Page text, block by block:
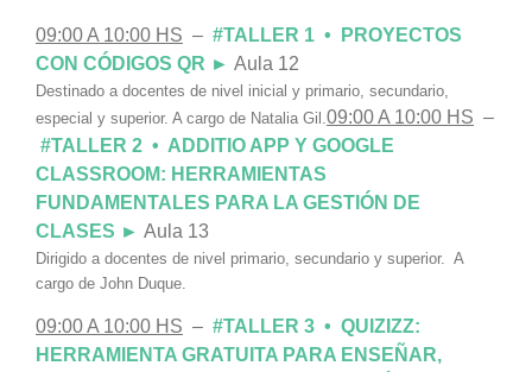
09:00 A 10:00 HS – #TALLER 1 • PROYECTOS
CON CÓDIGOS QR ► Aula 12
Destinado a docentes de nivel inicial y primario, secundario,
especial y superior. A cargo de Natalia Gil.09:00 A 10:00 HS –
#TALLER 2 • ADDITIO APP Y GOOGLE
CLASSROOM: HERRAMIENTAS
FUNDAMENTALES PARA LA GESTIÓN DE
CLASES ► Aula 13
Dirigido a docentes de nivel primario, secundario y superior. A
cargo de John Duque.
09:00 A 10:00 HS – #TALLER 3 • QUIZIZZ:
HERRAMIENTA GRATUITA PARA ENSEÑAR,